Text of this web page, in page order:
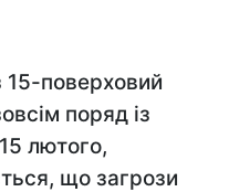
15-поверховий
поряд із
лютого,
що загрози